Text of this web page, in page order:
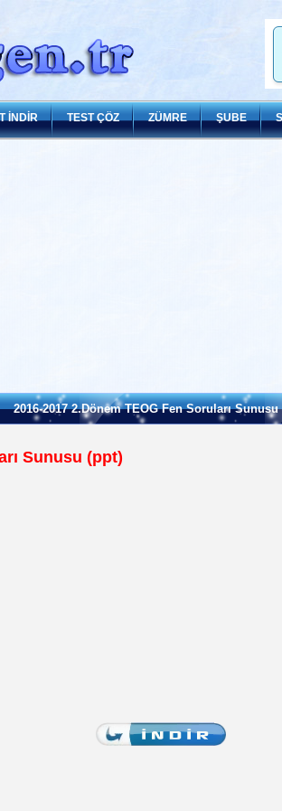
İNDİR TEST ÇÖZ ZÜMRE ŞUBE
2016-2017 2.Dönem TEOG Fen Soruları Sunusu
Sunusu (ppt)